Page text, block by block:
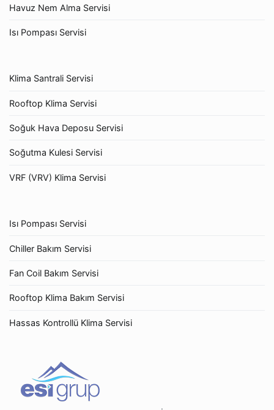
Havuz Nem Alma Servisi
Isı Pompası Servisi
Klima Santrali Servisi
Rooftop Klima Servisi
Soğuk Hava Deposu Servisi
Soğutma Kulesi Servisi
VRF (VRV) Klima Servisi
Isı Pompası Servisi
Chiller Bakım Servisi
Fan Coil Bakım Servisi
Rooftop Klima Bakım Servisi
Hassas Kontrollü Klima Servisi